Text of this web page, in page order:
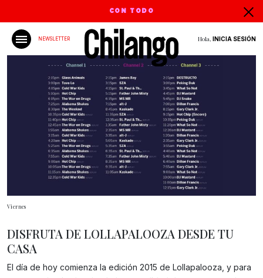
CON TODO
NEWSLETTER Hola, INICIA SESIÓN
Viernes
DISFRUTA DE LOLLAPALOOZA DESDE TU
CASA
El día de hoy comienza la edición 2015 de Lollapalooza, y para